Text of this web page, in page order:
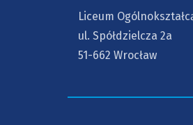
Liceum
ul. Spółdzielcza 2a
51-662 Wrocław